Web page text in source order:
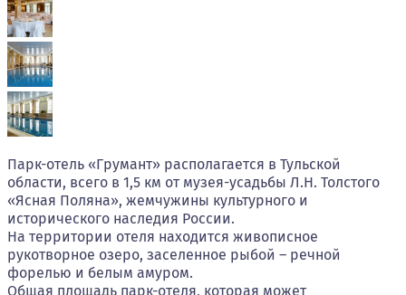
Парк-отель «Грумант» располагается в Тульской
области, всего в 1,5 км от музея-усадьбы Л.Н. Толстого
«Ясная Поляна», жемчужины культурного и
исторического наследия России.
На территории отеля находится живописное
рукотворное озеро, заселенное рыбой – речной
форелью и белым амуром.
Общая площадь парк-отеля, которая может